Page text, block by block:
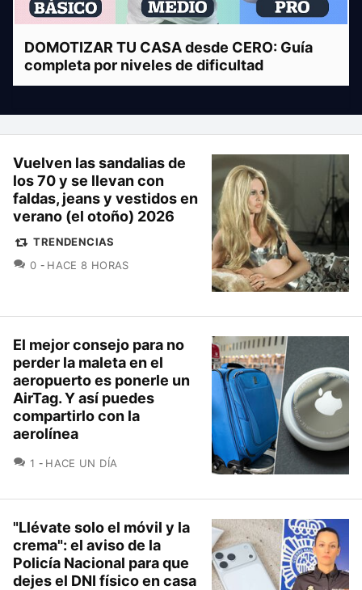
DOMOTIZAR TU CASA desde CERO: Guía
completa por niveles de dificultad
Vuelven las sandalias de
los 70 y se llevan con
faldas, jeans y vestidos en
verano (el otoño) 2026
TRENDENCIAS
0 COMENTARIOS
HACE 8 HORAS
El mejor consejo para no
perder la maleta en el
aeropuerto es ponerle un
AirTag. Y así puedes
compartirlo con la
aerolínea
1 COMENTARIOS
HACE UN DÍA
"Llévate solo el móvil y la
crema": el aviso de la
Policía Nacional para que
dejes el DNI físico en casa